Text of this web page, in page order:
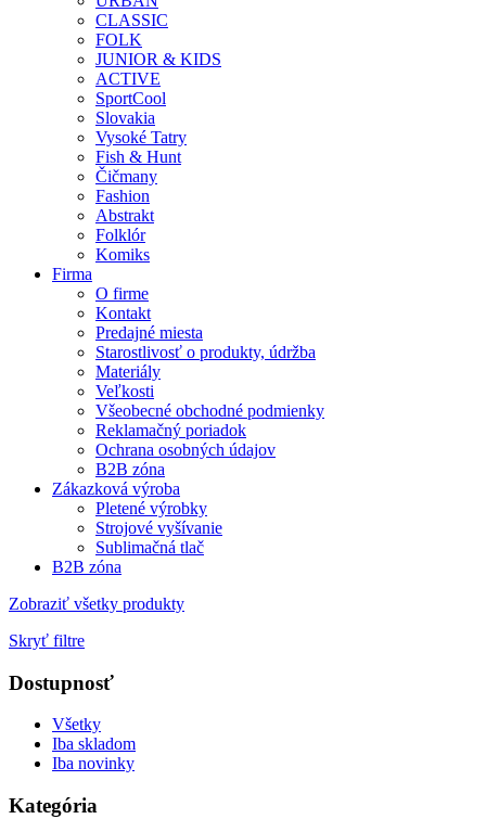
CLASSIC
FOLK
JUNIOR & KIDS
ACTIVE
SportCool
Slovakia
Vysoké Tatry
Fish & Hunt
Čičmany
Fashion
Abstrakt
Folklór
Komiks
Firma
O firme
Kontakt
Predajné miesta
Starostlivosť o produkty, údržba
Materiály
Veľkosti
Všeobecné obchodné podmienky
Reklamačný poriadok
Ochrana osobných údajov
B2B zóna
Zákazková výroba
Pletené výrobky
Strojové vyšívanie
Sublimačná tlač
B2B zóna
Zobraziť všetky produkty
Skryť filtre
Dostupnosť
Všetky
Iba skladom
Iba novinky
Kategória